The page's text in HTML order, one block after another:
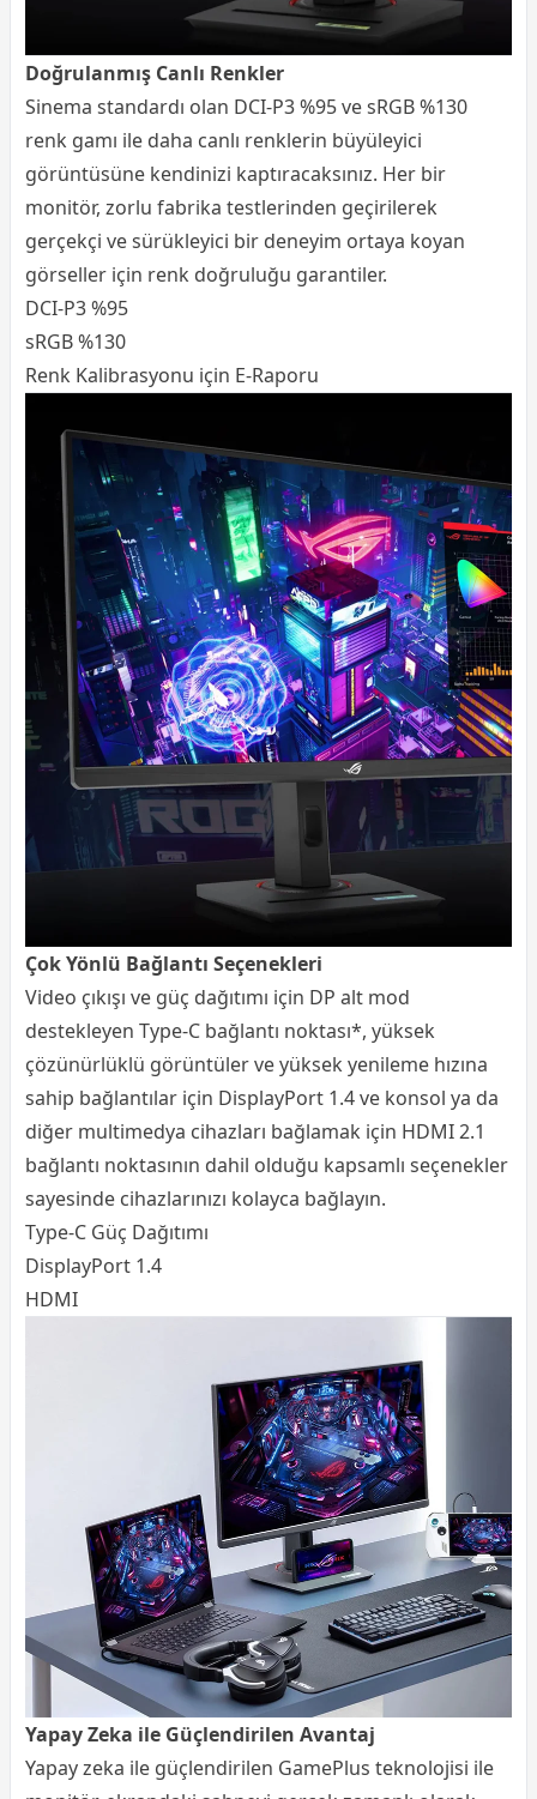
Doğrulanmış Canlı Renkler
Sinema standardı olan DCI-P3 %95 ve sRGB %130
renk gamı ile daha canlı renklerin büyüleyici
görüntüsüne kendinizi kaptıracaksınız. Her bir
monitör, zorlu fabrika testlerinden geçirilerek
gerçekçi ve sürükleyici bir deneyim ortaya koyan
görseller için renk doğruluğu garantiler.
DCI-P3 %95
sRGB %130
Renk Kalibrasyonu için E-Raporu
Çok Yönlü Bağlantı Seçenekleri
Video çıkışı ve güç dağıtımı için DP alt mod
destekleyen Type-C bağlantı noktası*, yüksek
çözünürlüklü görüntüler ve yüksek yenileme hızına
sahip bağlantılar için DisplayPort 1.4 ve konsol ya da
diğer multimedya cihazları bağlamak için HDMI 2.1
bağlantı noktasının dahil olduğu kapsamlı seçenekler
sayesinde cihazlarınızı kolayca bağlayın.
Type-C Güç Dağıtımı
DisplayPort 1.4
HDMI
Yapay Zeka ile Güçlendirilen Avantaj
Yapay zeka ile güçlendirilen GamePlus teknolojisi ile